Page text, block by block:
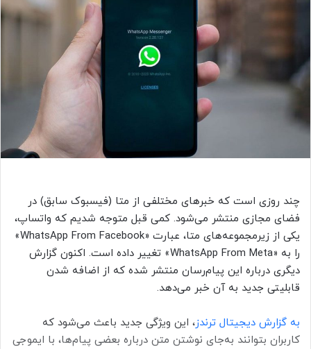
چند روزی است که خبرهای مختلفی از متا (فیسبوک سابق) در
فضای مجازی منتشر می‌شود. کمی قبل متوجه شدیم که واتساپ،
یکی از زیرمجموعه‌های متا، عبارت «WhatsApp From Facebook»
را به «WhatsApp From Meta» تغییر داده است. اکنون گزارش
دیگری درباره این پیام‌رسان منتشر شده که از اضافه شدن
قابلیتی جدید به آن خبر می‌دهد.
به گزارش دیجیتال ترندز، این ويژگی جدید باعث می‌شود که
کاربران بتوانند به‌جای نوشتن متن درباره بعضی پیام‌ها، با ایموجی